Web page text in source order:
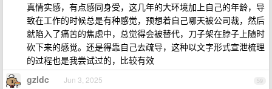
真情实感，有点感同身受，这几年的大环境加上自己的年龄，导
致在工作的时候总是有种感觉，预想着自己哪天被公司裁，然后
就陷入了痛苦的焦虑中，总觉得会被替代，刀子架在脖子上随时
砍下来的感觉。还是得靠自己去疏导，这种以文字形式宣泄梳理
的过程也是我尝试过的，比较有效
59
gzldc Jun 3, 2025